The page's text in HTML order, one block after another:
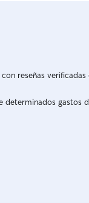
reseñas verificadas
determinados gastos